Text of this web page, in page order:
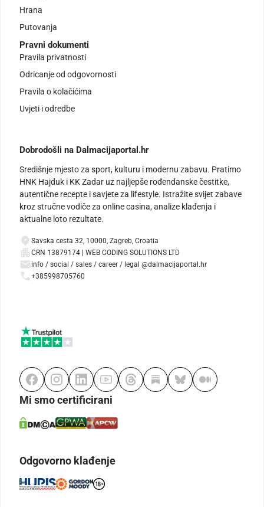
Hrana
Putovanja
Pravni dokumenti
Pravila privatnosti
Odricanje od odgovornosti
Pravila o kolačićima
Uvjeti i odredbe
Dobrodošli na Dalmacijaportal.hr
Središnje mjesto za sport, kulturu i modernu zabavu. Pratimo
HNK Hajduk i KK Zadar uz najljepše rođendanske čestitke,
autentične recepte i savjete za lifestyle. Istražite svijet zabave
kroz stručne vodiče za online casina, analize klađenja i
aktualne loto rezultate.
Savska cesta 32, 10000, Zagreb, Croatia
CRN 13879174 | WEB CODING SOLUTIONS LTD
info / social / sales / career / legal @dalmacijaportal.hr
+385998705760
Mi smo certificirani
Odgovorno klađenje